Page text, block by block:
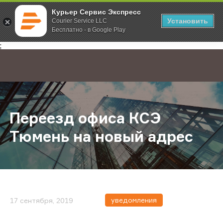
Курьер Сервис Экспресс
Courier Service LLC
Бесплатно - в Google Play
Установить
;
Главная О компании Новости Переезд офиса КСЭ Тюмень на
Переезд офиса КСЭ
Тюмень на новый адрес
17 сентября, 2019 уведомления